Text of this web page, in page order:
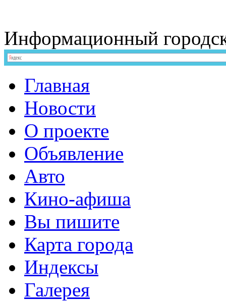
Информационный
Главная
Новости
О проекте
Объявление
Авто
Кино-афиша
Вы пишите
Карта города
Индексы
Галерея